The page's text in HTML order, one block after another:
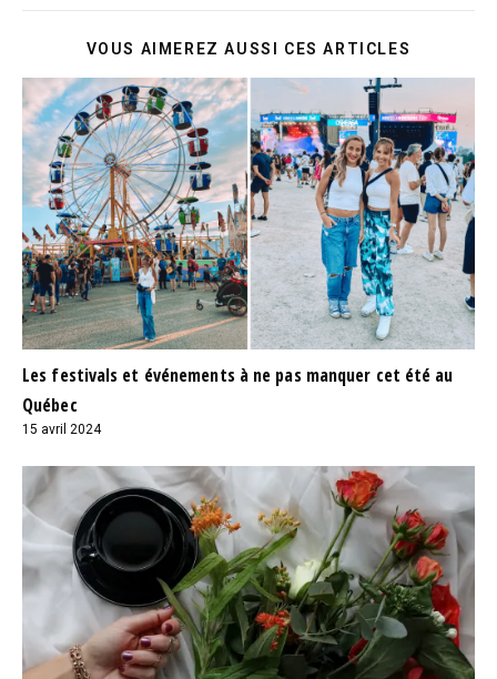
VOUS AIMEREZ AUSSI CES ARTICLES
Les festivals et événements à ne pas manquer cet été au
Québec
15 avril 2024